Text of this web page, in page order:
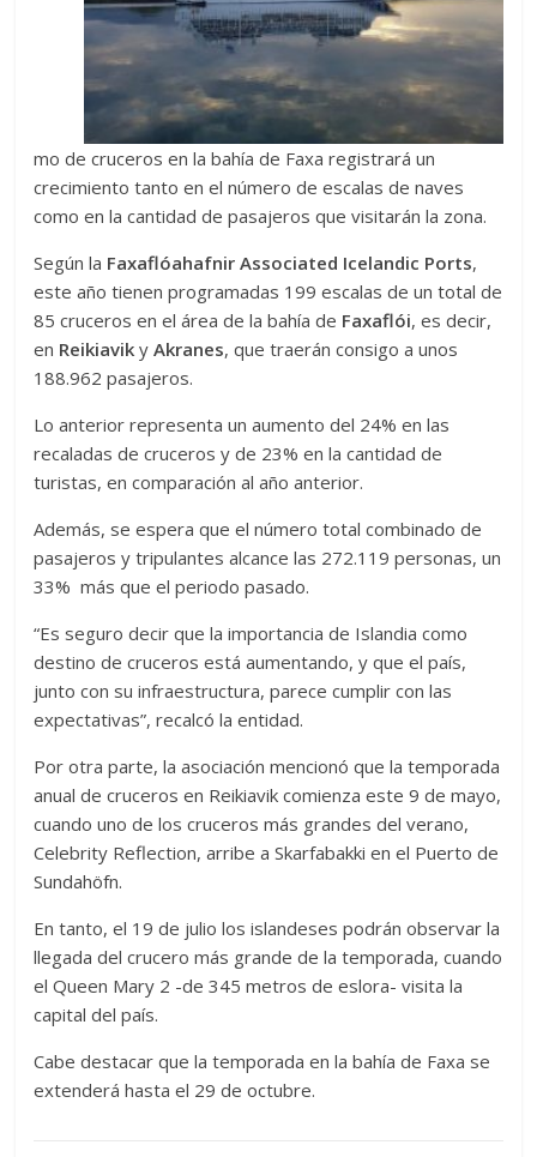
mo de cruceros en la bahía de Faxa registrará un
crecimiento tanto en el número de escalas de naves
como en la cantidad de pasajeros que visitarán la zona.
Según la Faxaflóahafnir Associated Icelandic Ports,
este año tienen programadas 199 escalas de un total de
85 cruceros en el área de la bahía de Faxaflói, es decir,
en Reikiavik yAkranes, que traerán consigo a unos
188.962 pasajeros.
Lo anterior representa un aumento del 24% en las
recaladas de cruceros y de 23% en la cantidad de
turistas, en comparación al año anterior.
Además, se espera que el número total combinado de
pasajeros y tripulantes alcance las 272.119 personas, un
33% más que el periodo pasado.
“Es seguro decir que la importancia de Islandia como
destino de cruceros está aumentando, y que el país,
junto con su infraestructura, parece cumplir con las
expectativas”, recalcó la entidad.
Por otra parte, la asociación mencionó que la temporada
anual de cruceros en Reikiavik comienza este 9 de mayo,
cuando uno de los cruceros más grandes del verano,
Celebrity Reflection, arribe a Skarfabakki en el Puerto de
Sundahöfn.
En tanto, el 19 de julio los islandeses podrán observar la
llegada del crucero más grande de la temporada, cuando
el Queen Mary 2 -de 345 metros de eslora- visita la
capital del país.
Cabe destacar que la temporada en la bahía de Faxa se
extenderá hasta el 29 de octubre.